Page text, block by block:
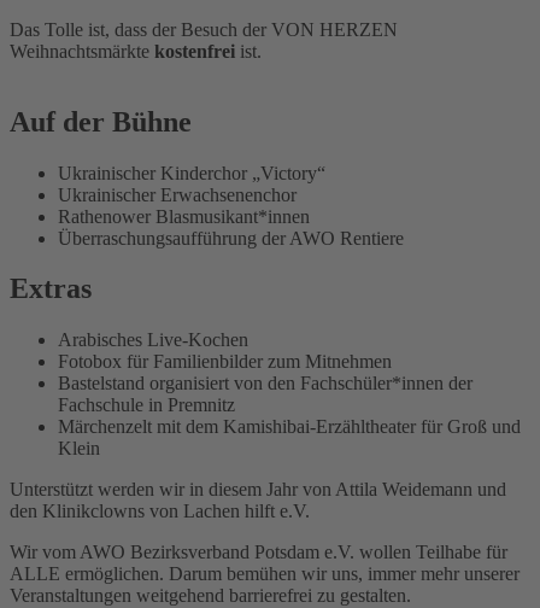
Das Tolle ist, dass der Besuch der VON HERZEN
Weihnachtsmärkte kostenfrei ist.
Auf der Bühne
Ukrainischer Kinderchor „Victory“
Ukrainischer Erwachsenenchor
Rathenower Blasmusikant*innen
Überraschungsaufführung der AWO Rentiere
Extras
Arabisches Live-Kochen
Fotobox für Familienbilder zum Mitnehmen
Bastelstand organisiert von den Fachschüler*innen der
Fachschule in Premnitz
Märchenzelt mit dem Kamishibai-Erzähltheater für Groß und
Klein
Unterstützt werden wir in diesem Jahr von Attila Weidemann und
den Klinikclowns von Lachen hilft e.V.
Wir vom AWO Bezirksverband Potsdam e.V. wollen Teilhabe für
ALLE ermöglichen. Darum bemühen wir uns, immer mehr unserer
Veranstaltungen weitgehend barrierefrei zu gestalten.